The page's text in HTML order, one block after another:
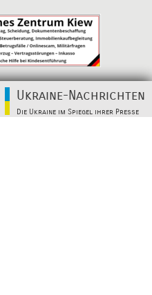
Ukraine-Nachrichten
Die Ukraine im Spiegel ihrer Presse